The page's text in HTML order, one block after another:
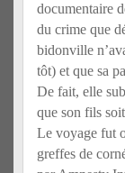
documentaire
du crime que
bidonville
tôt) et que sa
De fait, elle
que son fils
Le voyage fut
greffes de